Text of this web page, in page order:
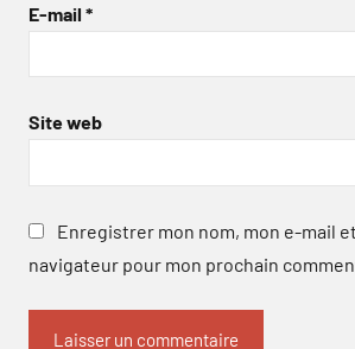
E-mail *
Site web
Enregistrer mon nom, mon e-mail
navigateur pour mon prochain